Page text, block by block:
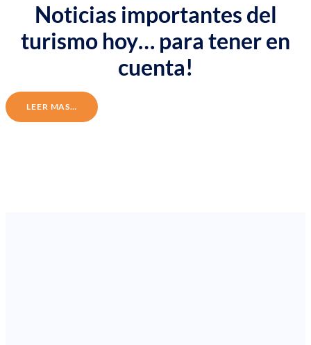
Noticias importantes del
turismo hoy… para tener en
cuenta!
LEER MAS…